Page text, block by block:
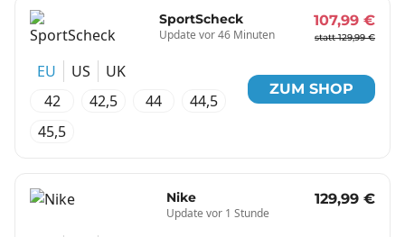
SportScheck
Update vor 46 Minuten
107,99 €
statt 129,99 €
EU US
UK
42
42,5 44
44,5
45,5
ZUM SHOP
Nike
Update vor 1 Stunde
129,99 €